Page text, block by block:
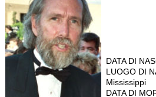
DATA DI
LUOGO DI
Mississippi
DATA DI